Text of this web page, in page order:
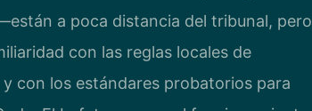
a poca distancia del tribunal, pero
con las reglas locales de
con los estándares probatorios para